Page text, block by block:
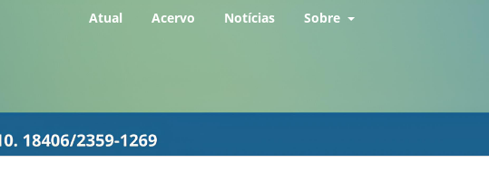
Atual Acervo Notícias Sobre